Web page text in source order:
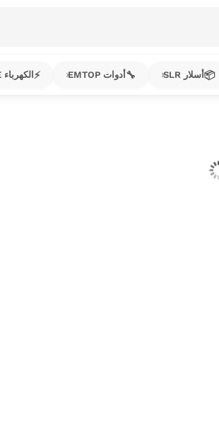
📦أسلار SLR 🔧 أدوات EMTOP ⚡ الكهرباء ELECTRICITE